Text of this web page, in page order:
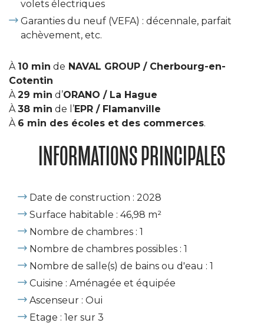
volets électriques
Garanties du neuf (VEFA) : décennale, parfait
achèvement, etc.
À 10 min de NAVAL GROUP / Cherbourg-en-
Cotentin
À 29 min d’ORANO / La Hague
À 38 min de l’EPR / Flamanville
À 6 min des écoles et des commerces.
INFORMATIONS PRINCIPALES
Date de construction : 2028
Surface habitable : 46,98 m²
Nombre de chambres : 1
Nombre de chambres possibles : 1
Nombre de salle(s) de bains ou d'eau : 1
Cuisine : Aménagée et équipée
Ascenseur : Oui
Etage : 1er sur 3